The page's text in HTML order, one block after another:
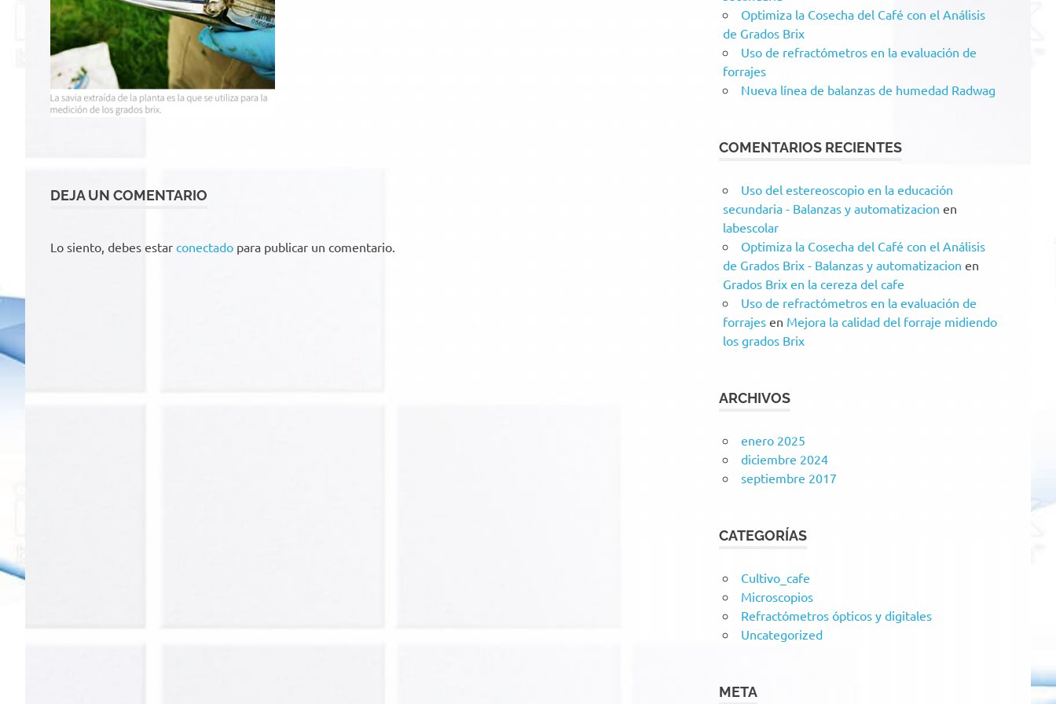
DEJA UN COMENTARIO
Lo siento, debes estar conectado para publicar un comentario.
Optimiza la Cosecha del Café con el Análisis
de Grados Brix
Uso de refractómetros en la evaluación de
forrajes
Nueva línea de balanzas de humedad Radwag
COMENTARIOS RECIENTES
Uso del estereoscopio en la educación
secundaria - Balanzas y automatizacion en
labescolar
Optimiza la Cosecha del Café con el Análisis
de Grados Brix - Balanzas y automatizacion en
Grados Brix en la cereza del cafe
Uso de refractómetros en la evaluación de
forrajes en Mejora la calidad del forraje midiendo
los grados Brix
ARCHIVOS
enero 2025
diciembre 2024
septiembre 2017
CATEGORÍAS
Cultivo_cafe
Microscopios
Refractómetros ópticos y digitales
Uncategorized
META